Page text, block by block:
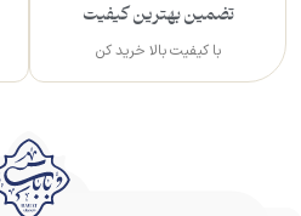
تضمین بهترین کیفیت
با کیفیت بالا خرید کن